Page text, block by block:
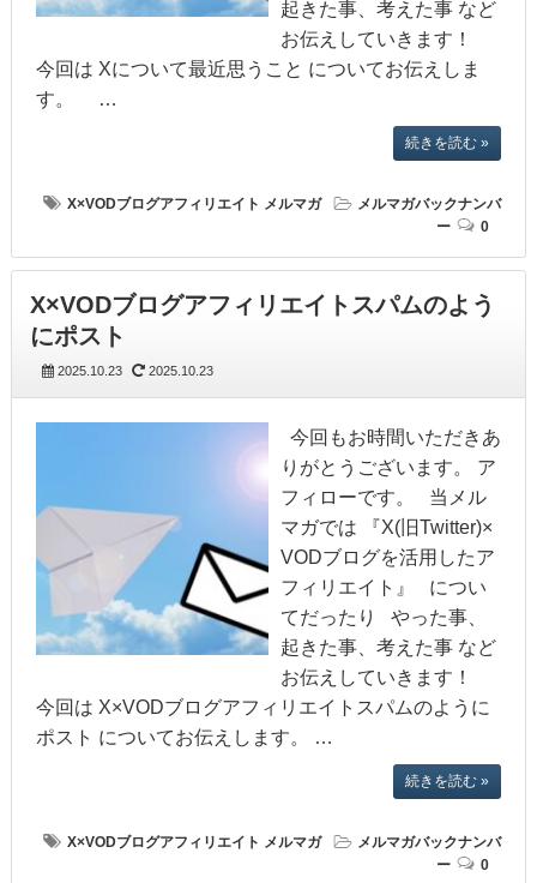
起きた事、考えた事 など
お伝えしていきます！
今回は Xについて最近思うこと についてお伝えしま
す。 …
続きを読む »
X×VODブログアフィリエイト メルマガ
メルマガバックナンバ
ー
0
X×VODブログアフィリエイトスパムのよう
にポスト
2025.10.23 2025.10.23
今回もお時間いただきあ
りがとうございます。 ア
フィローです。 当メル
マガでは 『X(旧Twitter)×
VODブログを活用したア
フィリエイト』 につい
てだったり やった事、
起きた事、考えた事 など
お伝えしていきます！
今回は X×VODブログアフィリエイトスパムのように
ポスト についてお伝えします。 …
続きを読む »
X×VODブログアフィリエイト メルマガ
メルマガバックナンバ
ー
0